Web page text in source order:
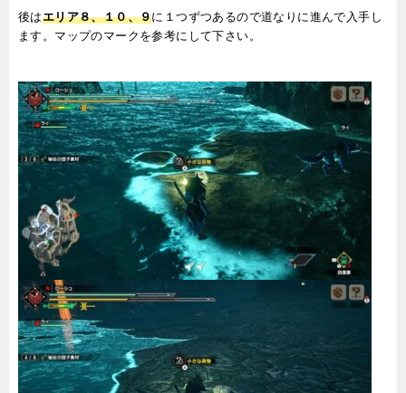
後はエリア８、１０、９に１つずつあるので道なりに進んで入手し
ます。マップのマークを参考にして下さい。